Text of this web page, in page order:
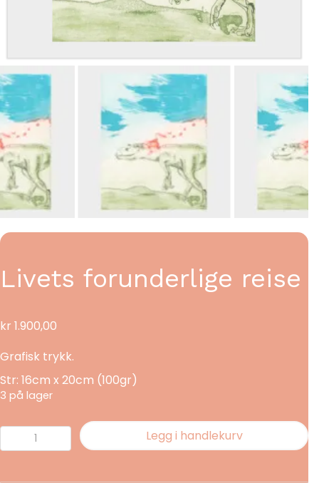
Livets forunderlige reise
kr 1.900,00
Grafisk trykk.
Str: 16cm x 20cm (100gr)
3 på lager
Livets
forunderlige
Legg i handlekurv